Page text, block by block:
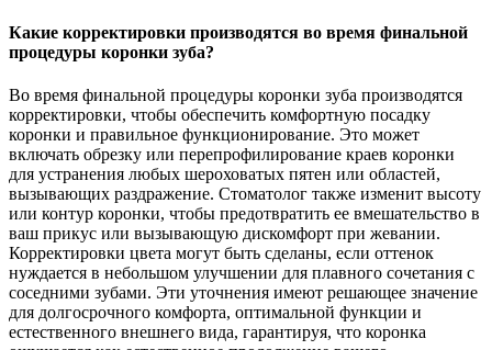
Какие корректировки производятся во время финальной
процедуры коронки зуба?
Во время финальной процедуры коронки зуба производятся
корректировки, чтобы обеспечить комфортную посадку
коронки и правильное функционирование. Это может
включать обрезку или перепрофилирование краев коронки
для устранения любых шероховатых пятен или областей,
вызывающих раздражение. Стоматолог также изменит высоту
или контур коронки, чтобы предотвратить ее вмешательство в
ваш прикус или вызывающую дискомфорт при жевании.
Корректировки цвета могут быть сделаны, если оттенок
нуждается в небольшом улучшении для плавного сочетания с
соседними зубами. Эти уточнения имеют решающее значение
для долгосрочного комфорта, оптимальной функции и
естественного внешнего вида, гарантируя, что коронка